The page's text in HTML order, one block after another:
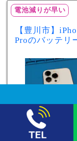
電池減りが早い
【豊川市】
Proのバッテリ
が早い症状も
分で改善